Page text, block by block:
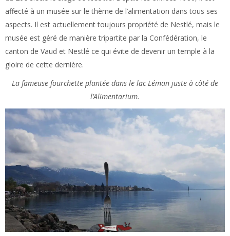
affecté à un musée sur le thème de l’alimentation dans tous ses
aspects. Il est actuellement toujours propriété de Nestlé, mais le
musée est géré de manière tripartite par la Confédération, le
canton de Vaud et Nestlé ce qui évite de devenir un temple à la
gloire de cette dernière.
La fameuse fourchette plantée dans le lac Léman juste à côté de
l’Alimentarium.